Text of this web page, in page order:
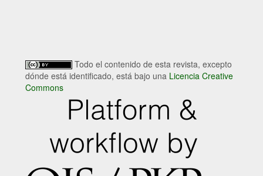
Todo el contenido de esta revista, excepto
dónde está identificado, está bajo una Licencia Creative
Commons